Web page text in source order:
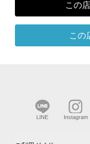
この
この
LINE Instagram